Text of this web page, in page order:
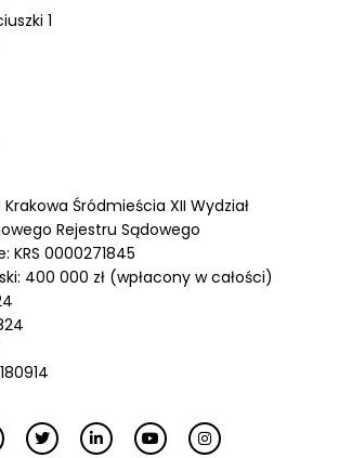
1
Śródmieścia XII Wydział
Rejestru Sądowego
KRS 0000271845
400 000 zł (wpłacony w całości)